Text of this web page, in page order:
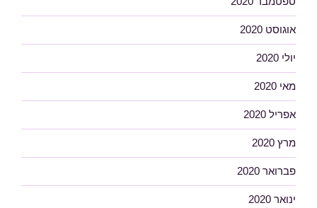
אוגוסט 2020
יולי 2020
מאי 2020
אפריל 2020
מרץ 2020
פברואר 2020
ינואר 2020